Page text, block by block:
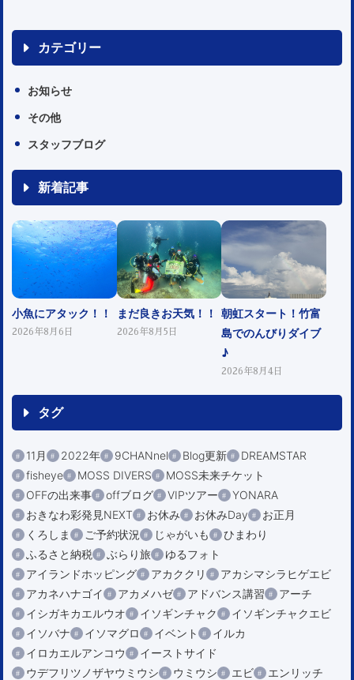
カテゴリー
お知らせ
その他
スタッフブログ
新着記事
小魚にアタック！！
2026年8月6日
まだ良きお天気！！
2026年8月5日
朝虹スタート！竹富
島でのんびりダイブ
♪
2026年8月4日
タグ
11月 2022年 9CHANnel Blog更新
DREAMSTAR
fisheye
MOSS DIVERS
MOSS未来チケット
OFFの出来事
offブログ VIPツアー
YONARA
おきなわ彩発見NEXT
お休み お休みDay
お正月
くろしま
ご予約状況 じゃがいも
ひまわり
ふるさと納税
ぶらり旅
ゆるフォト
アイランドホッピング
アカククリ
アカシマシラヒゲエビ
アカネハナゴイ
アカメハゼ アドバンス講習
アーチ
イシガキカエルウオ
イソギンチャク
イソギンチャクエビ
イソバナ
イソマグロ イベント
イルカ
イロカエルアンコウ
イーストサイド
ウデフリツノザヤウミウシ
ウミウシ エビ エンリッチ